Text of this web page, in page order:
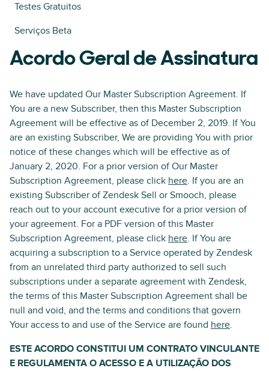
Testes Gratuitos
Serviços Beta
Acordo Geral de Assinatura
We have updated Our Master Subscription Agreement. If
You are a new Subscriber, then this Master Subscription
Agreement will be effective as of December 2, 2019. If You
are an existing Subscriber, We are providing You with prior
notice of these changes which will be effective as of
January 2, 2020. For a prior version of Our Master
Subscription Agreement, please click here. If you are an
existing Subscriber of Zendesk Sell or Smooch, please
reach out to your account executive for a prior version of
your agreement. For a PDF version of this Master
Subscription Agreement, please click here. If You are
acquiring a subscription to a Service operated by Zendesk
from an unrelated third party authorized to sell such
subscriptions under a separate agreement with Zendesk,
the terms of this Master Subscription Agreement shall be
null and void, and the terms and conditions that govern
Your access to and use of the Service are found here.
ESTE ACORDO CONSTITUI UM CONTRATO VINCULANTE
E REGULAMENTA O ACESSO E A UTILIZAÇÃO DOS